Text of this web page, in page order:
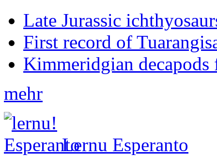
Late Jurassic
First record of
Kimmeridgian
mehr
Lernu Esperanto